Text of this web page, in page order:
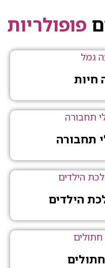
פופולריות
חיות
תחבורה
הילדים